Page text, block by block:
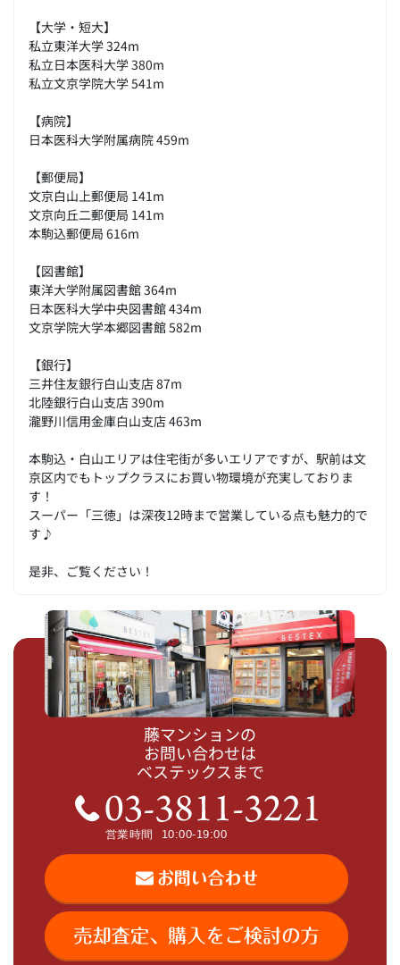
【大学・短大】
私立東洋大学 324m
私立日本医科大学 380m
私立文京学院大学 541m
【病院】
日本医科大学附属病院 459m
【郵便局】
文京白山上郵便局 141m
文京向丘二郵便局 141m
本駒込郵便局 616m
【図書館】
東洋大学附属図書館 364m
日本医科大学中央図書館 434m
文京学院大学本郷図書館 582m
【銀行】
三井住友銀行白山支店 87m
北陸銀行白山支店 390m
瀧野川信用金庫白山支店 463m
本駒込・白山エリアは住宅街が多いエリアですが、駅前は文
京区内でもトップクラスにお買い物環境が充実しておりま
す！
スーパー「三徳」は深夜12時まで営業している点も魅力的で
す♪
是非、ご覧ください！
藤マンションの
お問い合わせは
ベステックスまで